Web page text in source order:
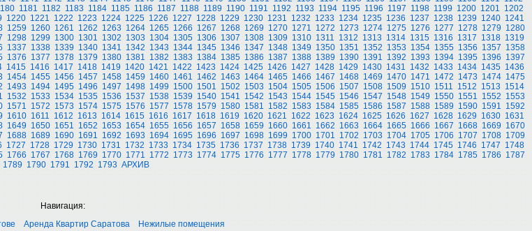
1181 1182 1183 1184 1185 1186 1187 1188 1189 1190 1191 1192 1193 1194 1195 1196 1197 1198 1199 1200 1201 1202
1220 1221 1222 1223 1224 1225 1226 1227 1228 1229 1230 1231 1232 1233 1234 1235 1236 1237 1238 1239 1240 1241
1259 1260 1261 1262 1263 1264 1265 1266 1267 1268 1269 1270 1271 1272 1273 1274 1275 1276 1277 1278 1279 1280
1298 1299 1300 1301 1302 1303 1304 1305 1306 1307 1308 1309 1310 1311 1312 1313 1314 1315 1316 1317 1318 1319
1337 1338 1339 1340 1341 1342 1343 1344 1345 1346 1347 1348 1349 1350 1351 1352 1353 1354 1355 1356 1357 1358
1376 1377 1378 1379 1380 1381 1382 1383 1384 1385 1386 1387 1388 1389 1390 1391 1392 1393 1394 1395 1396 1397
1415 1416 1417 1418 1419 1420 1421 1422 1423 1424 1425 1426 1427 1428 1429 1430 1431 1432 1433 1434 1435 1436
1454 1455 1456 1457 1458 1459 1460 1461 1462 1463 1464 1465 1466 1467 1468 1469 1470 1471 1472 1473 1474 1475
1493 1494 1495 1496 1497 1498 1499 1500 1501 1502 1503 1504 1505 1506 1507 1508 1509 1510 1511 1512 1513 1514
1532 1533 1534 1535 1536 1537 1538 1539 1540 1541 1542 1543 1544 1545 1546 1547 1548 1549 1550 1551 1552 1553
1571 1572 1573 1574 1575 1576 1577 1578 1579 1580 1581 1582 1583 1584 1585 1586 1587 1588 1589 1590 1591 1592
1610 1611 1612 1613 1614 1615 1616 1617 1618 1619 1620 1621 1622 1623 1624 1625 1626 1627 1628 1629 1630 1631
1649 1650 1651 1652 1653 1654 1655 1656 1657 1658 1659 1660 1661 1662 1663 1664 1665 1666 1667 1668 1669 1670
1688 1689 1690 1691 1692 1693 1694 1695 1696 1697 1698 1699 1700 1701 1702 1703 1704 1705 1706 1707 1708 1709
1727 1728 1729 1730 1731 1732 1733 1734 1735 1736 1737 1738 1739 1740 1741 1742 1743 1744 1745 1746 1747 1748
1766 1767 1768 1769 1770 1771 1772 1773 1774 1775 1776 1777 1778 1779 1780 1781 1782 1783 1784 1785 1786 1787
1789 1790 1791 1792 1793 АРХИВ
Навигация:
Аренда Квартир Саратова Нежилые помещения